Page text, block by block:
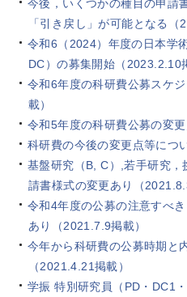
今後，いくつかの種目の申請
「引き戻し」が可能となる（
令和6（2024）年度の日本学
DC）の募集開始（2023.2.10
令和6年度の科研費公募スケ
載）
令和5年度の科研費公募の変
科研費の今後の変更点等につ
基盤研究（B, C）,若手研究
請書様式の変更あり（
令和4年度の公募の注意すべ
あり（2021.7.9掲載）
今年から科研費の公募時期と
（2021.4.21掲載）
学振 特別研究員（PD・DC1